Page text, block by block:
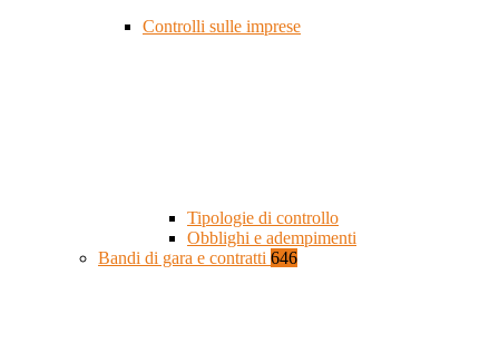
Controlli sulle imprese
Tipologie di controllo
Obblighi e adempimenti
Bandi di gara e contratti 646